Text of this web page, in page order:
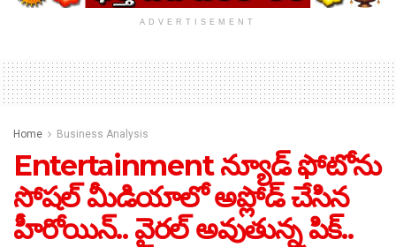
ADVERTISEMENT
Home Business Analysis
Entertainment న్యూడ్ ఫోటోను
సోషల్ మీడియాలో అప్లోడ్ చేసిన
హీరోయిన్.. వైరల్ అవుతున్న పిక్..